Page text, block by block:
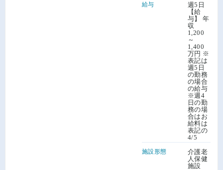
給与
週5日
【給
与】 年
収
1,200
～
1,400
万円 ※
表記は
週5日
の勤務
の場合
の給与
※週4
日の勤
務の場
合はお
給料は
表記の
4/5
施設形態
介護老
人保健
施設